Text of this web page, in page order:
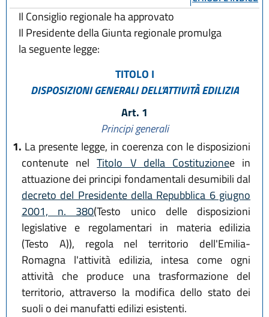
Il Consiglio regionale ha approvato
Il Presidente della Giunta regionale promulga
la seguente legge:
TITOLO I
DISPOSIZIONI GENERALI DELL'ATTIVITÀ EDILIZIA
Art. 1
Principi generali
1. La presente legge, in coerenza con le disposizioni
contenute nelTitolo V della Costituzionee in
attuazione dei principi fondamentali desumibili dal
decreto del Presidente della Repubblica 6 giugno
2001, n. 380(Testo unico delle disposizioni
legislative e regolamentari in materia edilizia
(Testo A)), regola nel territorio dell'Emilia-
Romagna l'attività edilizia, intesa come ogni
attività che produce una trasformazione del
territorio, attraverso la modifica dello stato dei
suoli o dei manufatti edilizi esistenti.